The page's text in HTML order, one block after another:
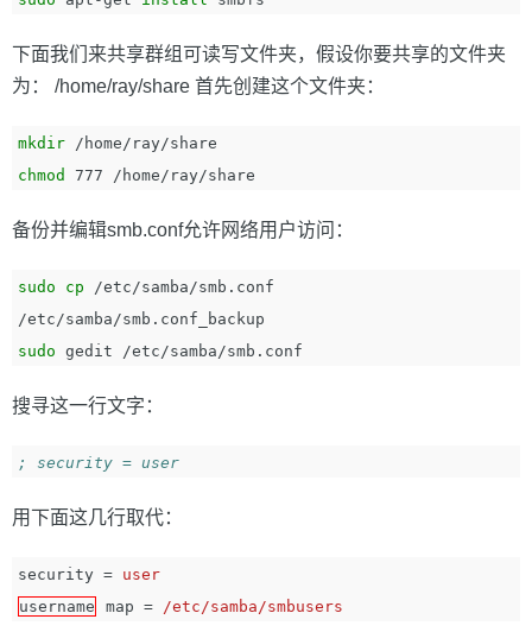
下面我们来共享群组可读写文件夹，假设你要共享的文件夹
为： /home/ray/share 首先创建这个文件夹：
mkdir
chmod
备份并编辑smb.conf允许网络用户访问：
sudo cp /etc/samba/smb.conf
sudo
搜寻这一行文字：
用下面这几行取代：
security = user
username
map = /etc/samba/smbusers